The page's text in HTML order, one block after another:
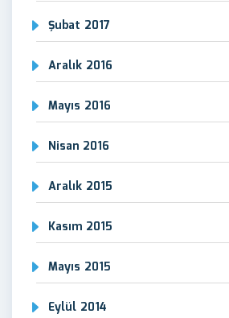
Şubat 2017
Aralık 2016
Mayıs 2016
Nisan 2016
Aralık 2015
Kasım 2015
Mayıs 2015
Eylül 2014